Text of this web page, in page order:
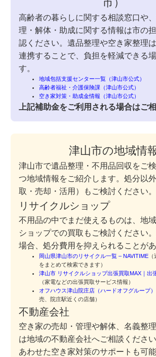
高齢者の暮らしに関する相談窓口や
理・解体・助成に関する情報は市の
認ください。遺品整理や空き家整理
連携することで、負担を軽減できる
す。
地域包括支援センター一覧（津山市公式）
高齢者福祉・介護保険課（津山市公式）
空き家対策・助成金情報（津山市公式）
上記補助金をご利用される場合はご
津山市の地域情
津山市で遺品整理・不用品回収をご
つ地域情報をご紹介します。処分以
取・売却・活用）もご検討ください。
リサイクルショップ
不用品の中でまだ使えるものは、地
ショップでの買取もご検討ください
場合、処分費用を抑えられることがあ
岡山県津山市のリサイクル一覧 – NAVITIME
をまとめて検索できます）
津山市 リサイクルショップ出張買取MAX｜出
（家電などの出張買取サービス情報）
オフハウス津山院庄店（ハードオフグループ）
売、院庄駅近くの店舗）
不動産会社
空き家の売却・管理や解体、名義整
は地域の不動産会社へご相談くださ
あわせた空き家対策のサポートも可能